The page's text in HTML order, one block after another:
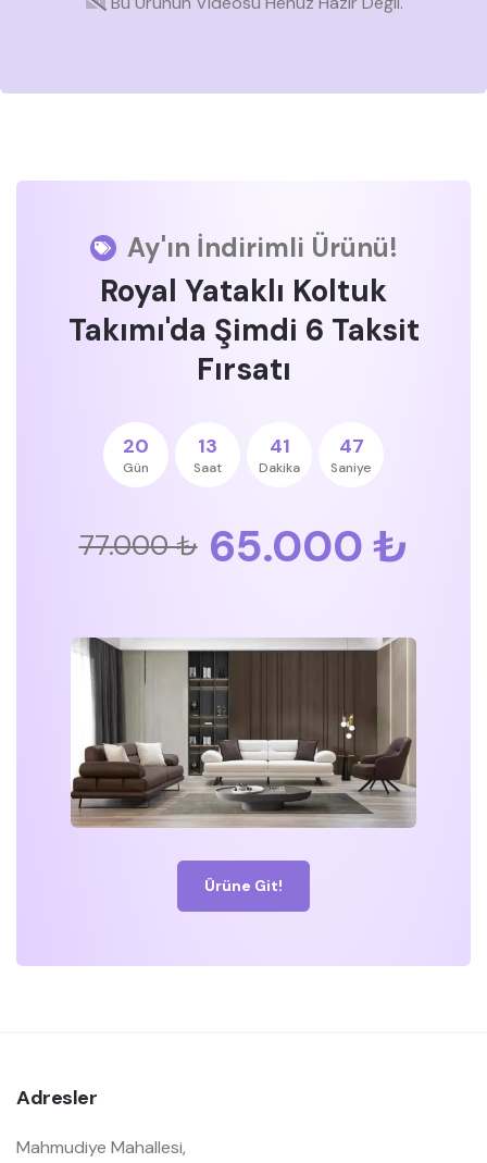
Ay'ın İndirimli Ürünü!
Royal Yataklı Koltuk
Takımı'da Şimdi 6 Taksit
Fırsatı
20
Gün
13
Saat
41
Dakika
47
Saniye
77.000 ₺ 65.000 ₺
Ürüne Git!
Adresler
Mahmudiye Mahallesi,